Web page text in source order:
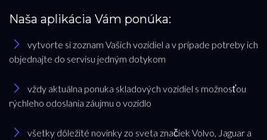
Naša aplikácia Vám ponúka:
vytvorte si zoznam Vašich vozidiel a v prípade potreby ich
objednajte do servisu jedným dotykom
vždy aktuálna ponuka skladových vozidiel s možnosťou
rýchleho odoslania záujmu o vozidlo
všetky dôležité novinky zo sveta značiek Volvo, Jaguar a